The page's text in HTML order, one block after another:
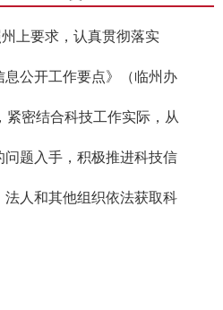
上要求，认真贯彻落实
息公开工作要点》（临州办
紧密结合科技工作实际，从
题入手，积极推进科技信
法人和其他组织依法获取科